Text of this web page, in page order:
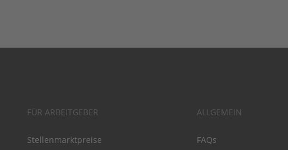
FÜR ARBEITGEBER
Stellenmarktpreise
ALLGEMEIN
FAQs